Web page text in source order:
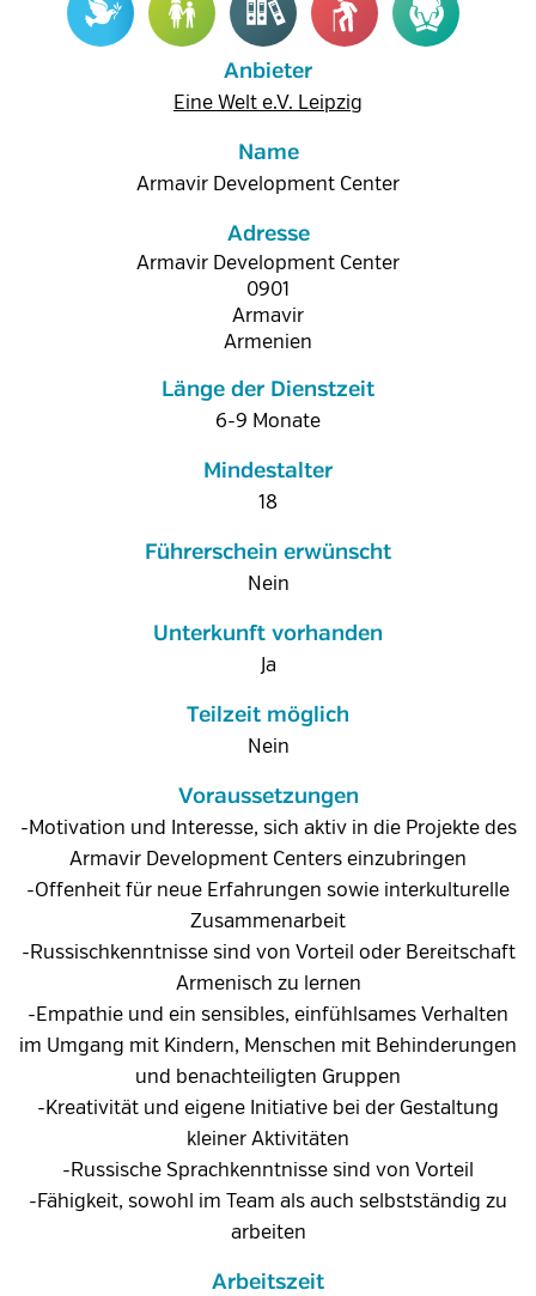
Anbieter
Eine Welt e.V. Leipzig
Name
Armavir Development Center
Adresse
Armavir Development Center
0901
Armavir
Armenien
Länge der Dienstzeit
6-9 Monate
Mindestalter
18
Führerschein erwünscht
Nein
Unterkunft vorhanden
Ja
Teilzeit möglich
Nein
Voraussetzungen
-Motivation und Interesse, sich aktiv in die Projekte des
Armavir Development Centers einzubringen
-Offenheit für neue Erfahrungen sowie interkulturelle
Zusammenarbeit
-Russischkenntnisse sind von Vorteil oder Bereitschaft
Armenisch zu lernen
-Empathie und ein sensibles, einfühlsames Verhalten
im Umgang mit Kindern, Menschen mit Behinderungen
und benachteiligten Gruppen
-Kreativität und eigene Initiative bei der Gestaltung
kleiner Aktivitäten
-Russische Sprachkenntnisse sind von Vorteil
-Fähigkeit, sowohl im Team als auch selbstständig zu
arbeiten
Arbeitszeit